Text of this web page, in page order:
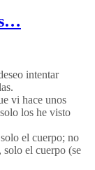
intentar
vi hace unos
los he visto
el cuerpo; no
el cuerpo (se